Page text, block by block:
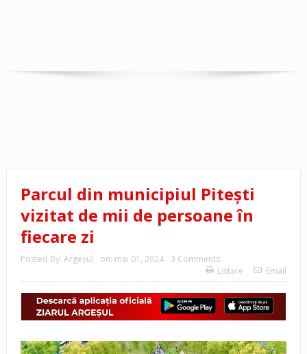
Parcul din municipiul Pitești
vizitat de mii de persoane în
fiecare zi
Posted By: Argeşul on: mai 01, 2024
3 Comments
Listare
Email